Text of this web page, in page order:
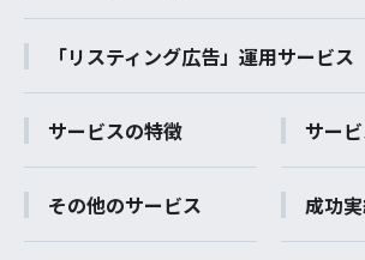
「リスティング広告」運用サービス
サービスの特徴 サー
その他のサービス 成功